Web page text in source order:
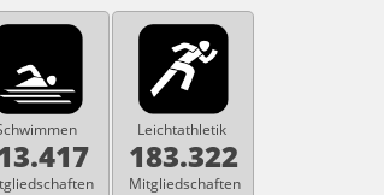
Leichtathletik
183.322
Mitgliedschaften